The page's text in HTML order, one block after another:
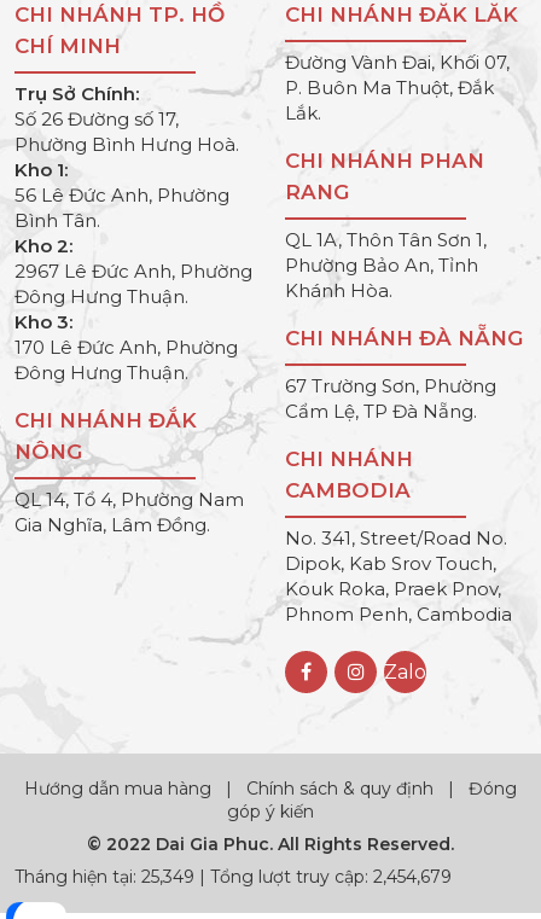
CHI NHÁNH TP. HỒ
CHÍ MINH
Trụ Sở Chính:
Số 26 Đường số 17,
Phường Bình Hưng Hoà.
Kho 1:
56 Lê Đức Anh, Phường
Bình Tân.
Kho 2:
2967 Lê Đức Anh, Phường
Đông Hưng Thuận.
Kho 3:
170 Lê Đức Anh, Phường
Đông Hưng Thuận.
CHI NHÁNH ĐẮK
NÔNG
QL 14, Tổ 4, Phường Nam
Gia Nghĩa, Lâm Đồng.
CHI NHÁNH ĐĂK LĂK
Đường Vành Đai, Khối 07,
P. Buôn Ma Thuột, Đắk
Lắk.
CHI NHÁNH PHAN
RANG
QL 1A, Thôn Tân Sơn 1,
Phường Bảo An, Tỉnh
Khánh Hòa.
CHI NHÁNH ĐÀ NẴNG
67 Trường Sơn, Phường
Cẩm Lệ, TP Đà Nẵng.
CHI NHÁNH
CAMBODIA
No. 341, Street/Road No.
Dipok, Kab Srov Touch,
Kouk Roka, Praek Pnov,
Phnom Penh, Cambodia
Zalo
Hướng dẫn mua hàng | Chính sách & quy định | Đóng
góp ý kiến
© 2022 Dai Gia Phuc. All Rights Reserved.
Tháng hiện tại: 25,349 | Tổng lượt truy cập: 2,454,679